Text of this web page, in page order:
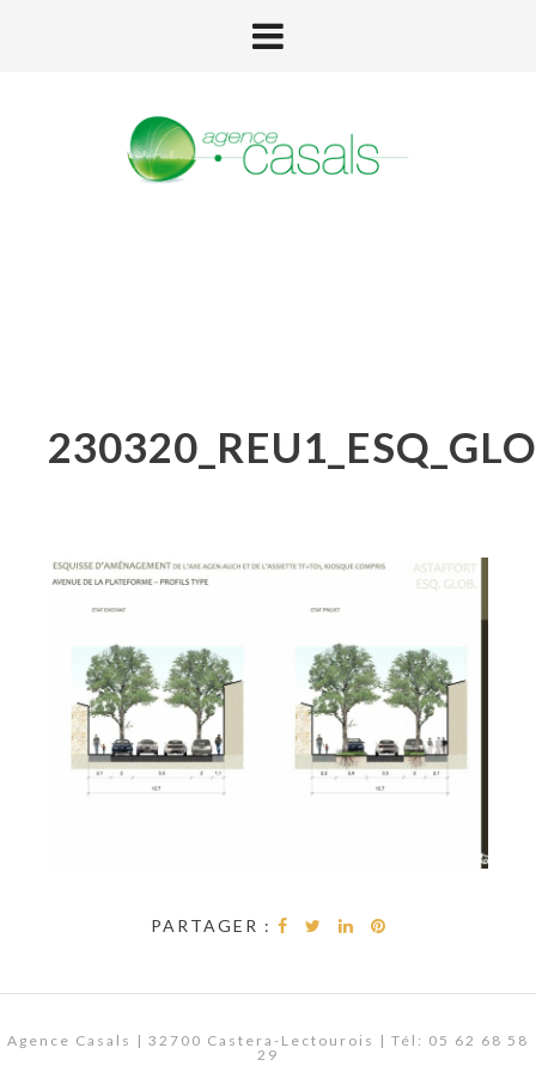
PARTAGER :
Agence Casals | 32700 Castera-Lectourois | Tél: 05 62 68 58
29